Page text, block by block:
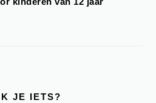
JE IETS?